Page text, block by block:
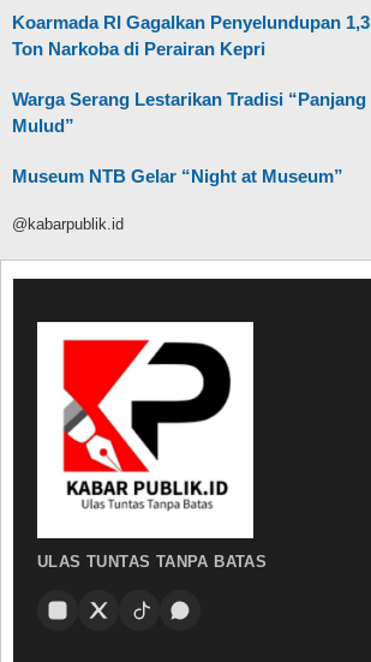
Koarmada RI Gagalkan Penyelundupan 1,3
Ton Narkoba di Perairan Kepri
Warga Serang Lestarikan Tradisi “Panjang
Mulud”
Museum NTB Gelar “Night at Museum”
@kabarpublik.id
ULAS TUNTAS TANPA BATAS